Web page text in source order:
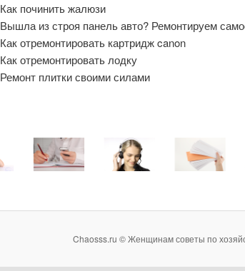
Как починить жалюзи
Вышла из строя панель авто? Ремонтируем
Как отремонтировать картридж canon
Как отремонтировать лодку
Ремонт плитки своими силами
Chaosss.ru © Женщинам советы по